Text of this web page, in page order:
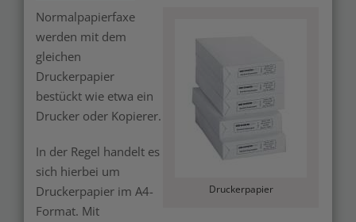
Druckerpapier
Normalpapierfaxe
werden mit dem
gleichen
Druckerpapier
bestückt wie etwa ein
Drucker oder Kopierer.
In der Regel handelt es
sich hierbei um
Druckerpapier im A4-
Format. Mit